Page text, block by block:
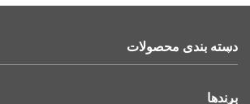
دسته بندی محصولات
برندها